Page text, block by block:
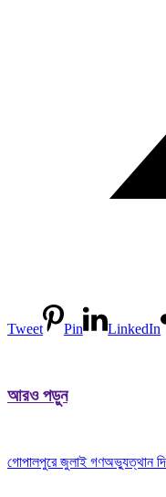
Tweet Pin LinkedIn
আরও পড়ুন
গোপালপুরে জুলাই গণঅভ্যুত্থান